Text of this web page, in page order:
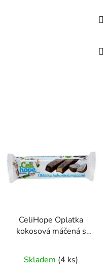
CeliHope Oplatka
kokosová máčená s
hodnocení
Skladem (4 ks)